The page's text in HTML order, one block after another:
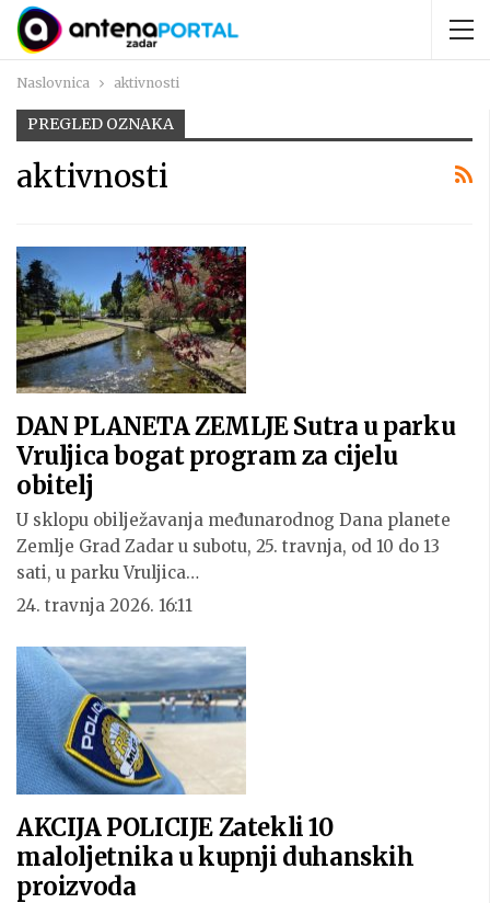
Naslovnica aktivnosti
PREGLED OZNAKA
aktivnosti
DAN PLANETA ZEMLJE Sutra u parku
Vruljica bogat program za cijelu
obitelj
U sklopu obilježavanja međunarodnog Dana planete
Zemlje Grad Zadar u subotu, 25. travnja, od 10 do 13
sati, u parku Vruljica…
24. travnja 2026. 16:11
AKCIJA POLICIJE Zatekli 10
maloljetnika u kupnji duhanskih
proizvoda